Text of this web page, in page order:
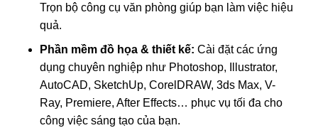
Trọn bộ công cụ văn phòng giúp bạn làm việc hiệu
quả.
Phần mềm đồ họa & thiết kế: Cài đặt các ứng
dụng chuyên nghiệp như Photoshop, Illustrator,
AutoCAD, SketchUp, CorelDRAW, 3ds Max, V-
Ray, Premiere, After Effects… phục vụ tối đa cho
công việc sáng tạo của bạn.